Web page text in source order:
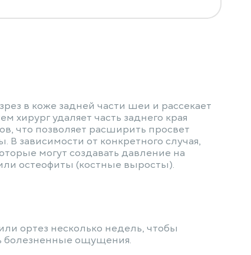
в коже задней части шеи и рассекает
удаляет часть заднего края
что позволяет расширить просвет
зависимости от конкретного случая,
могут создавать давление на
остеофиты (костные выросты).
ортез несколько недель, чтобы
болезненные ощущения.